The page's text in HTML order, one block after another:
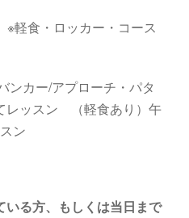
※軽食・ロッカー・コース
ンカー/アプローチ・パタ
レッスン （軽食あり）午
ン
いる方、もしくは当日まで